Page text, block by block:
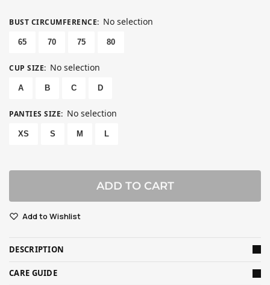
BUST CIRCUMFERENCE: No selection
65 70 75 80
CUP SIZE: No selection
A B C D
PANTIES SIZE: No selection
XS S M L
ADD TO CART
Add to Wishlist
DESCRIPTION
CARE GUIDE